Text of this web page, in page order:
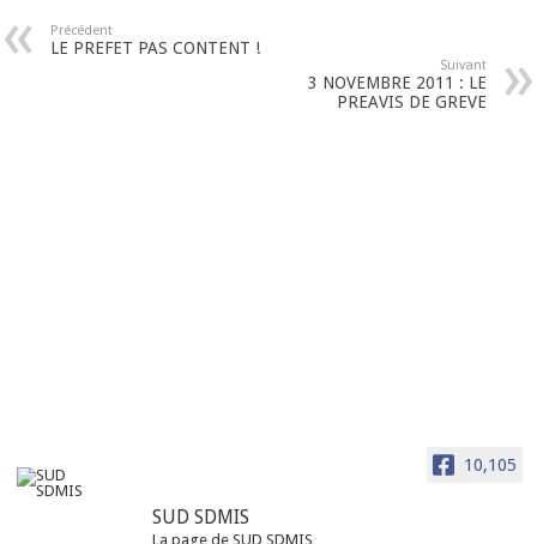
Précédent
LE PREFET PAS CONTENT !
Suivant
3 NOVEMBRE 2011 : LE
PREAVIS DE GREVE
10,105
SUD SDMIS
La page de SUD SDMIS